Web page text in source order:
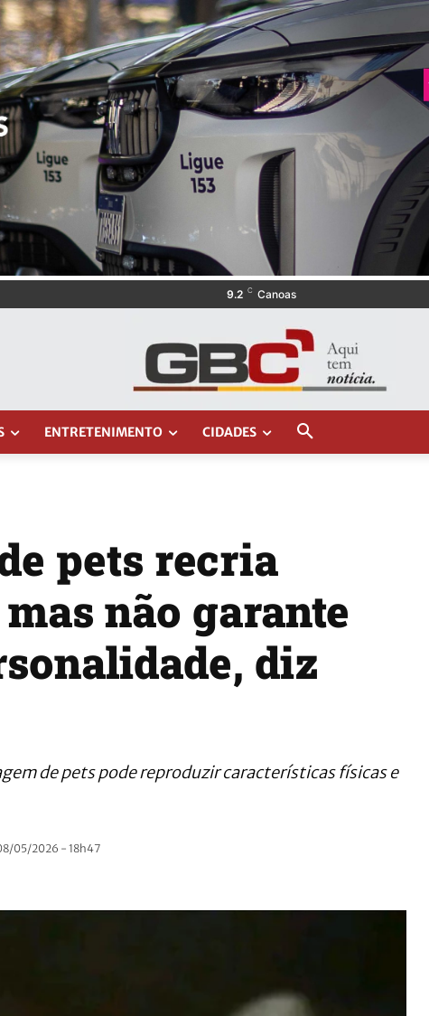
9.2 C Canoas
ENTRETENIMENTO CIDADES
pets recria
não garante
diz
de pets pode reproduzir características físicas e
05/2026 - 18h47